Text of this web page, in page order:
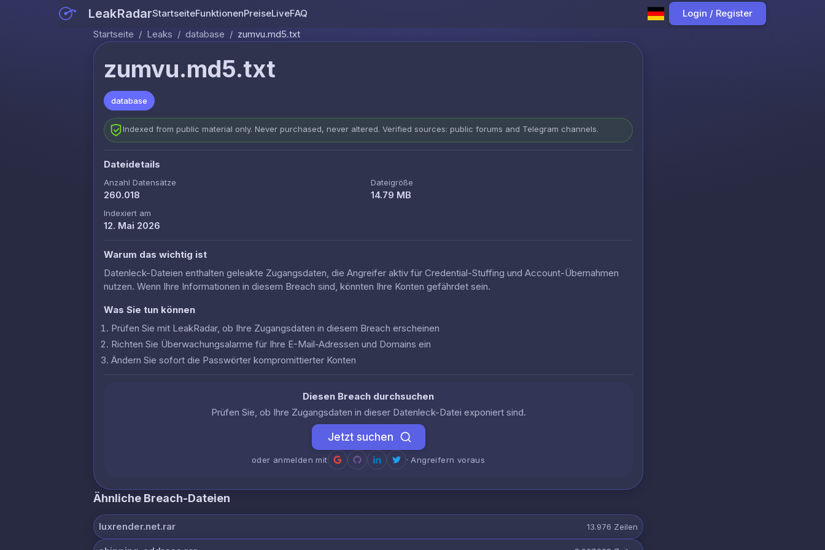
LeakRadarStartseiteFunktionenPreiseLiveFAQ
Login / Register
Startseite / Leaks / database / zumvu.md5.txt
zumvu.md5.txt
database
Indexed from public material only. Never purchased, never altered. Verified sources: public forums and Telegram channels.
Dateidetails
Anzahl Datensätze
260.018
Dateigröße
14.79 MB
Indexiert am
12. Mai 2026
Warum das wichtig ist
Datenleck-Dateien enthalten geleakte Zugangsdaten, die Angreifer aktiv für Credential-Stuffing und Account-Übernahmen
nutzen. Wenn Ihre Informationen in diesem Breach sind, könnten Ihre Konten gefährdet sein.
Was Sie tun können
Prüfen Sie mit LeakRadar, ob Ihre Zugangsdaten in diesem Breach erscheinen
Richten Sie Überwachungsalarme für Ihre E-Mail-Adressen und Domains ein
Ändern Sie sofort die Passwörter kompromittierter Konten
Diesen Breach durchsuchen
Prüfen Sie, ob Ihre Zugangsdaten in dieser Datenleck-Datei exponiert sind.
Jetzt suchen
oder anmelden mit · Angreifern voraus
Ähnliche Breach-Dateien
luxrender.net.rar 13.976 Zeilen